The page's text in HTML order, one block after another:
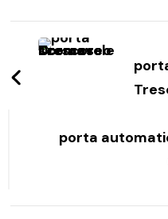
Navigazione
articoli
porta